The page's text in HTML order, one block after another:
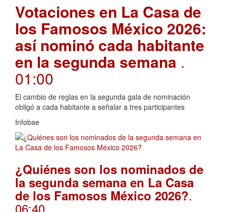
Votaciones en La Casa de
los Famosos México 2026:
así nominó cada habitante
en la segunda semana .
01:00
El cambio de reglas en la segunda gala de nominación
obligó a cada habitante a señalar a tres participantes
Infobae
¿Quiénes son los nominados de
la segunda semana en La Casa
de los Famosos México 2026?.
06:40